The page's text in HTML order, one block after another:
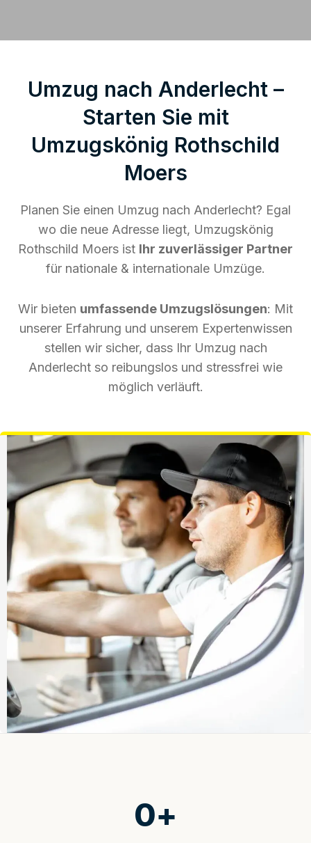
Umzug nach Anderlecht –
Starten Sie mit
Umzugskönig Rothschild
Moers
Planen Sie einen Umzug nach Anderlecht? Egal
wo die neue Adresse liegt, Umzugskönig
Rothschild Moers ist Ihr zuverlässiger Partner
für nationale & internationale Umzüge.
Wir bieten umfassende Umzugslösungen: Mit
unserer Erfahrung und unserem Expertenwissen
stellen wir sicher, dass Ihr Umzug nach
Anderlecht so reibungslos und stressfrei wie
möglich verläuft.
0+